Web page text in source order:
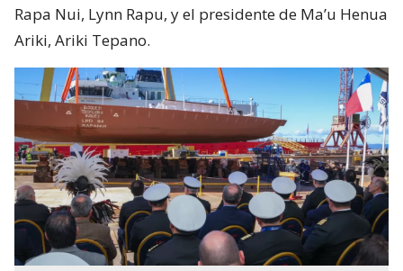
Rapa Nui, Lynn Rapu, y el presidente de Ma’u Henua
Ariki, Ariki Tepano.